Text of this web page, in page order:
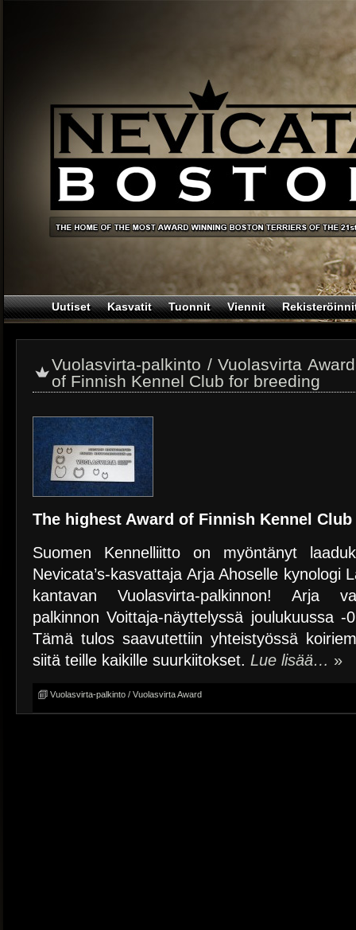
Uutiset Kasvatit Tuonnit Viennit
Vuolasvirta-palkinto / Vuolasvirta
of Finnish Kennel Club for breeding
The highest Award of Finnish Kennel
Suomen Kennelliitto on myöntänyt
Nevicata’s-kasvattaja Arja Ahoselle kynologi
kantavan Vuolasvirta-palkinnon! Arja
palkinnon Voittaja-näyttelyssä joulukuussa
Tämä tulos saavutettiin yhteistyössä
siitä teille kaikille suurkiitokset. Lue lisää… »
Vuolasvirta-palkinto / Vuolasvirta Award